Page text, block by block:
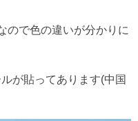
ので色の違いが分かりに
が貼ってあります(中国